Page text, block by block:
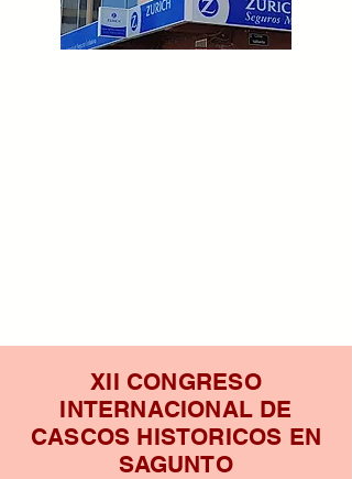
XII CONGRESO
INTERNACIONAL DE
CASCOS HISTORICOS EN
SAGUNTO